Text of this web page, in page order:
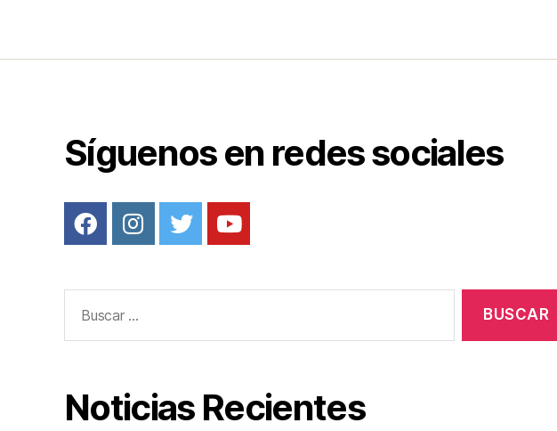
o
Síguenos en redes sociales
Noticias Recientes